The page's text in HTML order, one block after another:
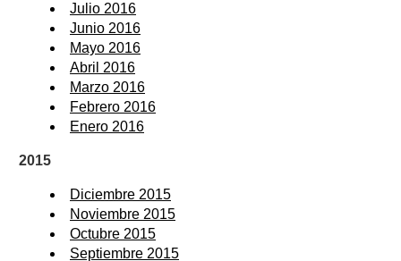
Julio 2016
Junio 2016
Mayo 2016
Abril 2016
Marzo 2016
Febrero 2016
Enero 2016
2015
Diciembre 2015
Noviembre 2015
Octubre 2015
Septiembre 2015